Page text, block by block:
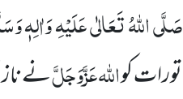
صَلَّی اللہُ تَعَالٰی عَلَیْہِ وَاٰلِہٖ
تورات کواللہعَزَّوَجَلَّنے